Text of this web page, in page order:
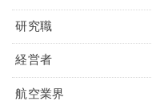
研究職
経営者
航空業界